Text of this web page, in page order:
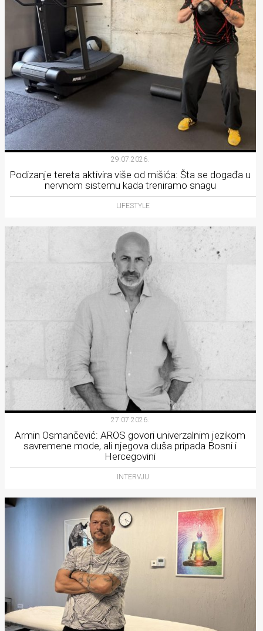
29.07.2026.
Podizanje tereta aktivira više od mišića: Šta se događa u
nervnom sistemu kada treniramo snagu
LIFESTYLE
27.07.2026.
Armin Osmančević: AROS govori univerzalnim jezikom
savremene mode, ali njegova duša pripada Bosni i
Hercegovini
INTERVJU